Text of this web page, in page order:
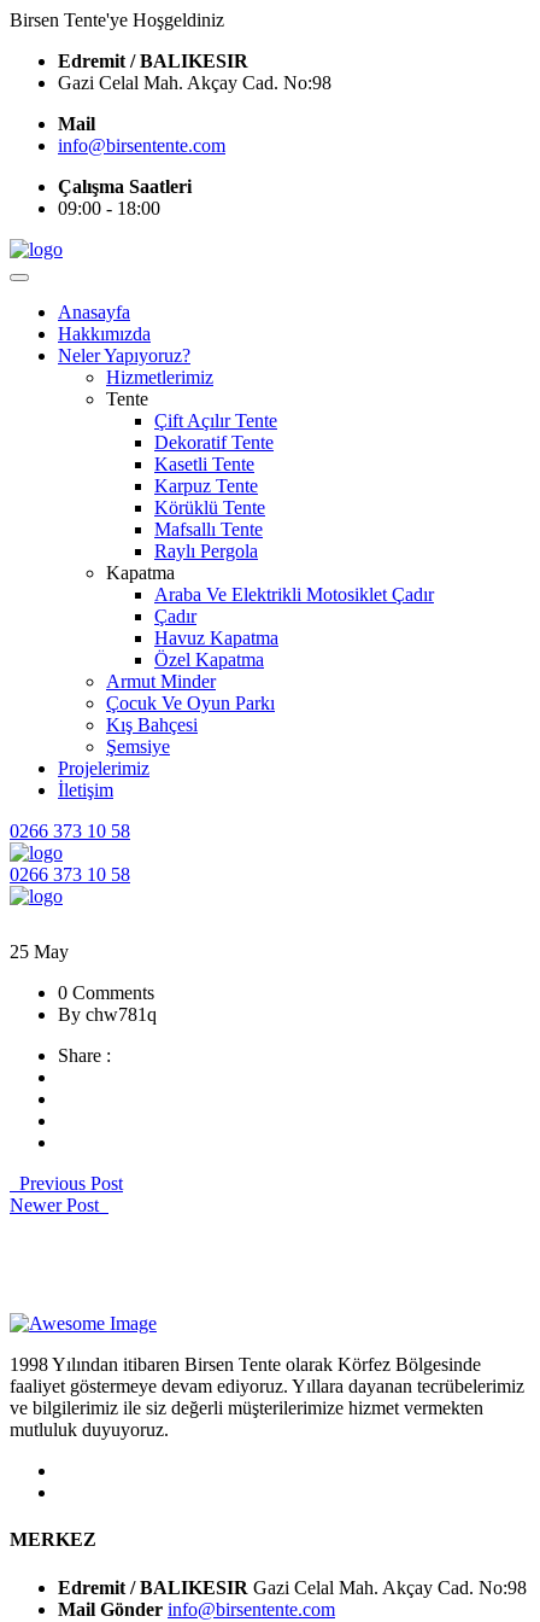
Birsen Tente'ye Hoşgeldiniz
Edremit / BALIKESIR
Gazi Celal Mah. Akçay Cad. No:98
Mail
info@birsentente.com
Çalışma Saatleri
09:00 - 18:00
Anasayfa
Hakkımızda
Neler Yapıyoruz?
Hizmetlerimiz
Tente
Çift Açılır Tente
Dekoratif Tente
Kasetli Tente
Karpuz Tente
Körüklü Tente
Mafsallı Tente
Raylı Pergola
Kapatma
Araba Ve Elektrikli Motosiklet Çadır
Çadır
Havuz Kapatma
Özel Kapatma
Armut Minder
Çocuk Ve Oyun Parkı
Kış Bahçesi
Şemsiye
Projelerimiz
İletişim
0266 373 10 58
0266 373 10 58
25 May
0 Comments
By chw781q
Share :
Previous Post
Newer Post
1998 Yılından itibaren Birsen Tente olarak Körfez Bölgesinde
faaliyet göstermeye devam ediyoruz. Yıllara dayanan tecrübelerimiz
ve bilgilerimiz ile siz değerli müşterilerimize hizmet vermekten
mutluluk duyuyoruz.
MERKEZ
Edremit / BALIKESIR Gazi Celal Mah. Akçay Cad. No:98
Mail Gönder info@birsentente.com